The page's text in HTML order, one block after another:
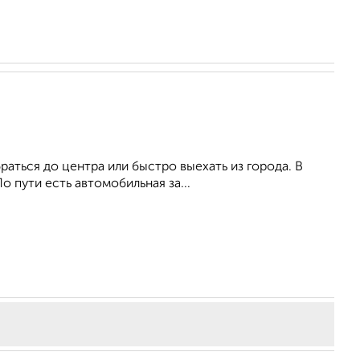
до центра или быстро выехать из города. В
пути есть автомобильная за...